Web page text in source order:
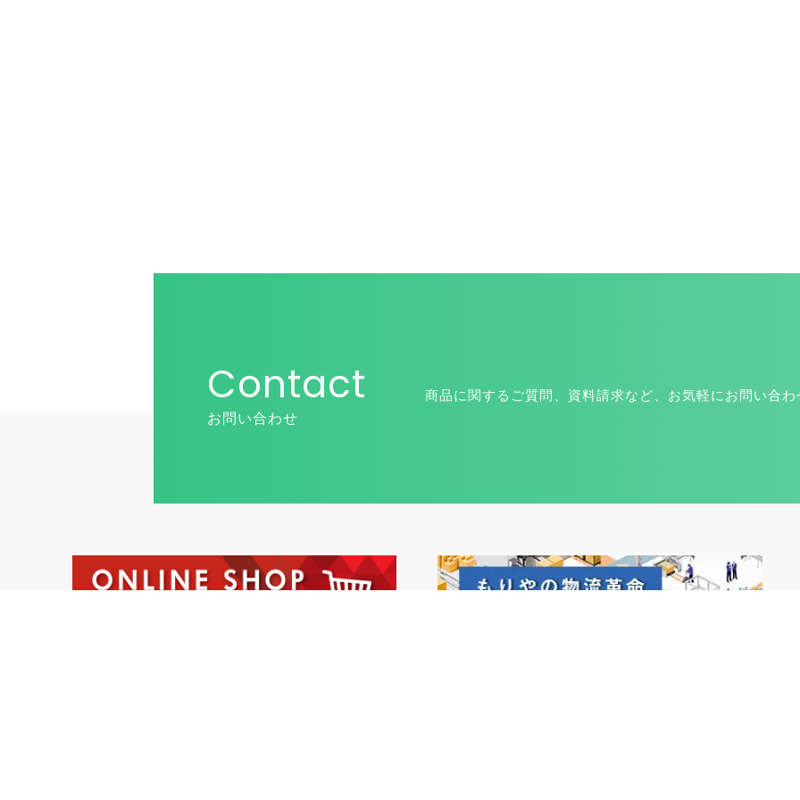
Contact
お問い合わせ
商品に関するご質問、資料請求など、お気軽にお問い合わ